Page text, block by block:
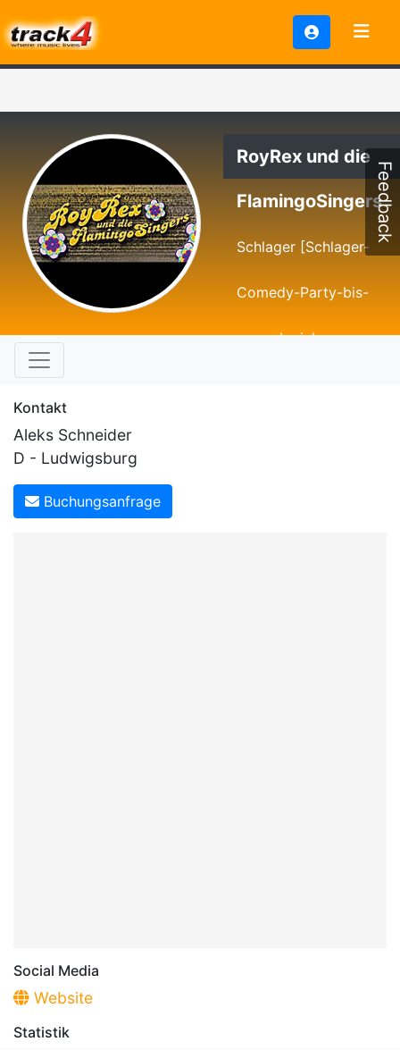
RoyRex und die
FlamingoSingers
Schlager [Schlager-
Comedy-Party-bis-
zum-abwinken-
Kontakt
Aleks Schneider
D - Ludwigsburg
Buchungsanfrage
Social Media
Website
Statistik
Feedback